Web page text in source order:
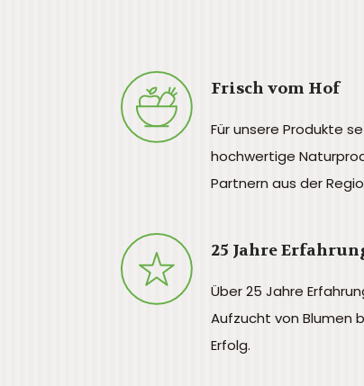
Frisch vom Hof
Für unsere Produkte
hochwertige
Partnern aus der
25 Jahre
Über 25 Jahre
Aufzucht von Blumen
Erfolg.